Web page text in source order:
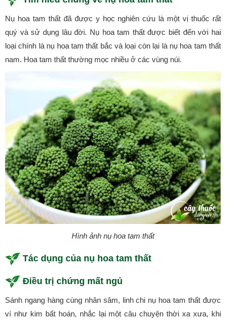
Nụ hoa tam thất đã được y học nghiên cứu là một vị thuốc rất
quý và sử dụng lâu đời. Nụ hoa tam thất được biết đến với hai
loại chính là nụ hoa tam thất bắc và loại còn lại là nụ hoa tam thất
nam. Hoa tam thất thường mọc nhiều ở các vùng núi.
Hình ảnh nụ hoa tam thất
Tác dụng của nụ hoa tam thất
Điều trị chứng mất ngủ
Sánh ngang hàng cùng nhân sâm, linh chi nụ hoa tam thất được
ví như kim bất hoán, nhắc lại một câu chuyện thời xa xưa, khi